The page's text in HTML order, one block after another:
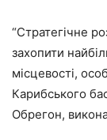
“Стратегічне
захопити
місцевості,
Карибського
Обрегон,